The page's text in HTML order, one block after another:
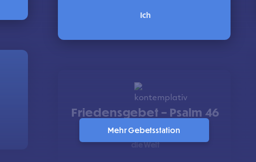
Ich
Friedensgebet – Psalm 46
die Welt
Mehr Gebetsstation